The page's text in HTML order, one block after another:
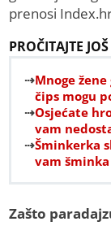
prenosi
PROČITAJTE JOŠ
Mnoge
čips mogu
Osjećate
vam
Šminkerka
vam
Zašto